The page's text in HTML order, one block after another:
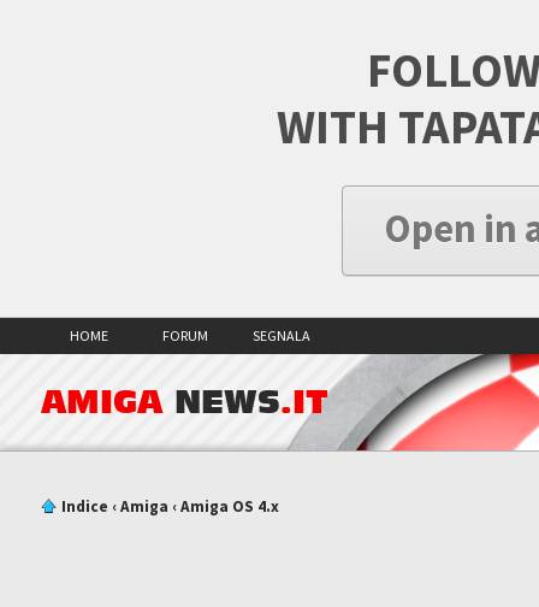
WITH
Open in
HOME FORUM SEGNALA
AMIGA NEWS.IT
Indice ‹Amiga ‹Amiga OS 4.x